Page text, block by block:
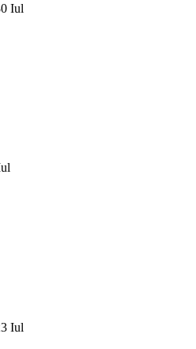
Iul
Iul